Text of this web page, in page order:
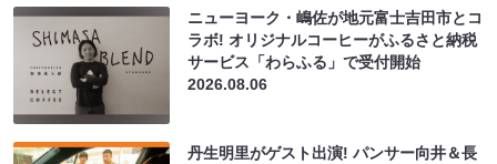
ニューヨーク・嶋佐が地元富士吉田市とコ
ラボ! オリジナルコーヒーがふるさと納税
サービス「わらふる」で受付開始
2026.08.06
丹生明里がゲスト出演! パンサー向井＆長